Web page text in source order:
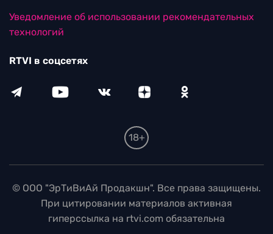
Уведомление об использовании рекомендательных
технологий
RTVI в соцсетях
18+
© ООО "ЭрТиВиАй Продакшн". Все права защищены.
При цитировании материалов активная
гиперссылка на rtvi.com обязательна